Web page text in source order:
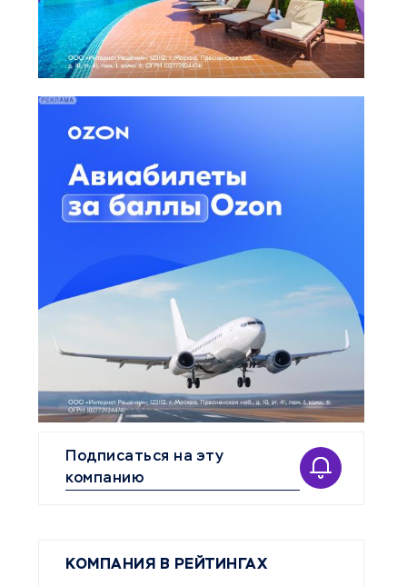
Подписаться на эту
компанию
КОМПАНИЯ В РЕЙТИНГАХ